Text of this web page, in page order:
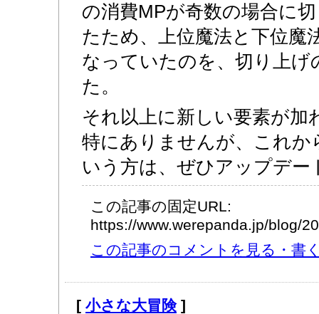
の消費MPが奇数の場合に
たため、上位魔法と下位魔
なっていたのを、切り上げ
た。
それ以上に新しい要素が加
特にありませんが、これ
いう方は、ぜひアップデー
この記事の固定URL:
https://www.werepanda.jp/blog/
この記事のコメントを見る・書
[ 小さな大冒険]